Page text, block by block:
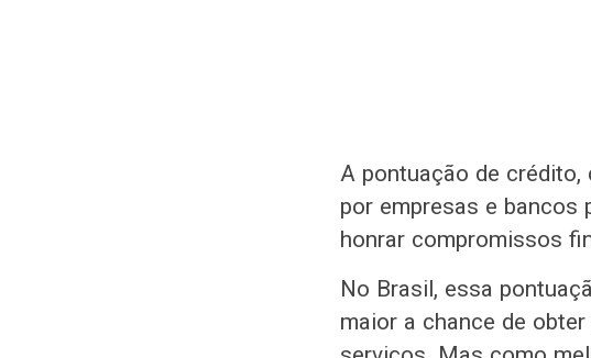
A pontuação de
por empresas e bancos
honrar compromissos
No Brasil, essa
maior a chance de